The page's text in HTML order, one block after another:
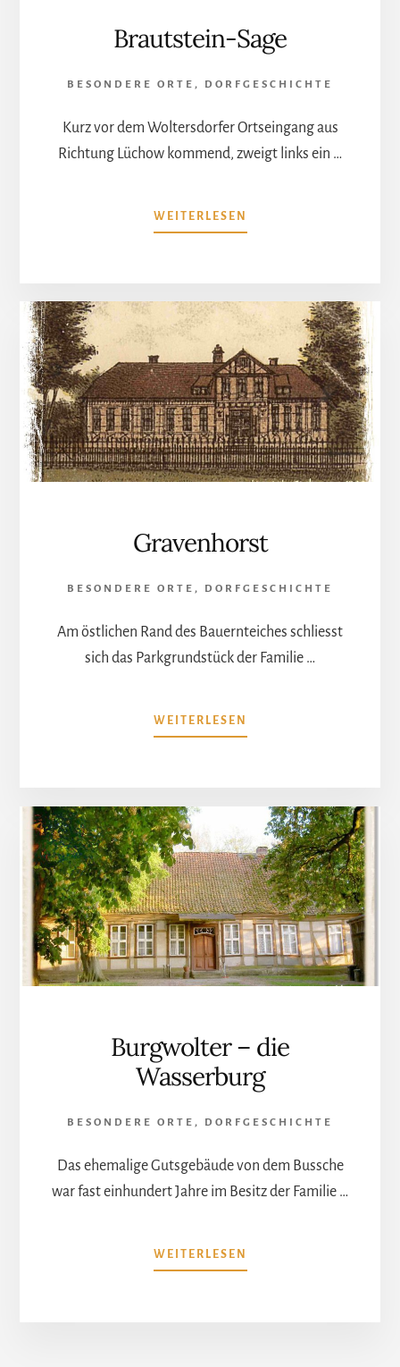
Brautstein-Sage
BESONDERE ORTE , DORFGESCHICHTE
Kurz vor dem Woltersdorfer Ortseingang aus
Richtung Lüchow kommend, zweigt links ein …
WEITERLESEN
SAGE
Gravenhorst
BESONDERE ORTE , DORFGESCHICHTE
Am östlichen Rand des Bauernteiches schliesst
sich das Parkgrundstück der Familie …
WEITERLESEN
Burgwolter – die
Wasserburg
BESONDERE ORTE , DORFGESCHICHTE
Das ehemalige Gutsgebäude von dem Bussche
war fast einhundert Jahre im Besitz der Familie …
WEITERLESEN
–